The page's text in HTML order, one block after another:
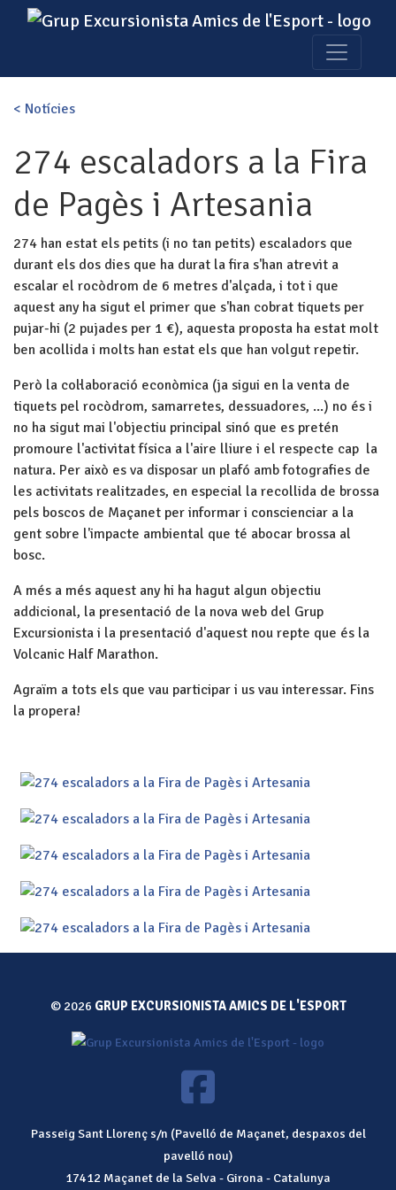
< Notícies
274 escaladors a la Fira
de Pagès i Artesania
274 han estat els petits (i no tan petits) escaladors que
durant els dos dies que ha durat la fira s'han atrevit a
escalar el rocòdrom de 6 metres d'alçada, i tot i que
aquest any ha sigut el primer que s'han cobrat tiquets per
pujar-hi (2 pujades per 1 €), aquesta proposta ha estat molt
ben acollida i molts han estat els que han volgut repetir.
Però la col·laboració econòmica (ja sigui en la venta de
tiquets pel rocòdrom, samarretes, dessuadores, ...) no és i
no ha sigut mai l'objectiu principal sinó que es pretén
promoure l'activitat física a l'aire lliure i el respecte cap la
natura. Per això es va disposar un plafó amb fotografies de
les activitats realitzades, en especial la recollida de brossa
pels boscos de Maçanet per informar i conscienciar a la
gent sobre l'impacte ambiental que té abocar brossa al
bosc.
A més a més aquest any hi ha hagut algun objectiu
addicional, la presentació de la nova web del Grup
Excursionista i la presentació d'aquest nou repte que és la
Volcanic Half Marathon.
Agraïm a tots els que vau participar i us vau interessar. Fins
la propera!
© 2026 GRUP EXCURSIONISTA AMICS DE L'ESPORT
Passeig Sant Llorenç s/n (Pavelló de Maçanet, despaxos del
pavelló nou)
17412 Maçanet de la Selva - Girona - Catalunya